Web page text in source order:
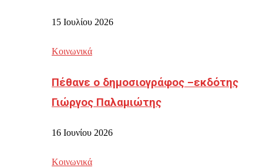
15 Ιουλίου 2026
Κοινωνικά
Πέθανε ο δημοσιογράφος –εκδότης
Γιώργος Παλαμιώτης
16 Ιουνίου 2026
Κοινωνικά